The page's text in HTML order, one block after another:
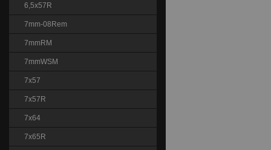
6,5x57R
7mm-08Rem
7mmRM
7mmWSM
7x57
7x57R
7x64
7x65R